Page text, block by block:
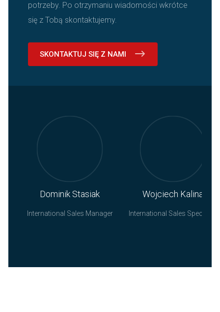
potrzeby. Po otrzymaniu wiadomości wkrótce
się z Tobą skontaktujemy.
SKONTAKTUJ SIĘ Z NAMI
Dominik Stasiak
International Sales Manager
Wojciech Kalina
International Sales Specialist